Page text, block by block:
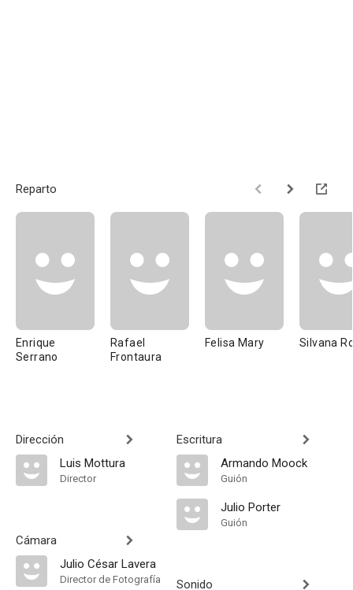
Reparto
Enrique
Serrano
Rafael
Frontaura
Felisa Mary Silvana
Dirección
Luis Mottura
Director
Cámara
Julio César Lavera
Director de Fotografía
Escritura
Armando Moock
Guión
Julio Porter
Guión
Sonido